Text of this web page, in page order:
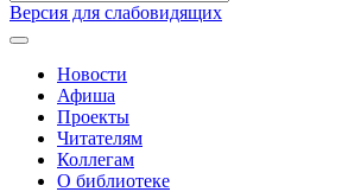
Версия для слабовидящих
Новости
Афиша
Проекты
Читателям
Коллегам
О библиотеке